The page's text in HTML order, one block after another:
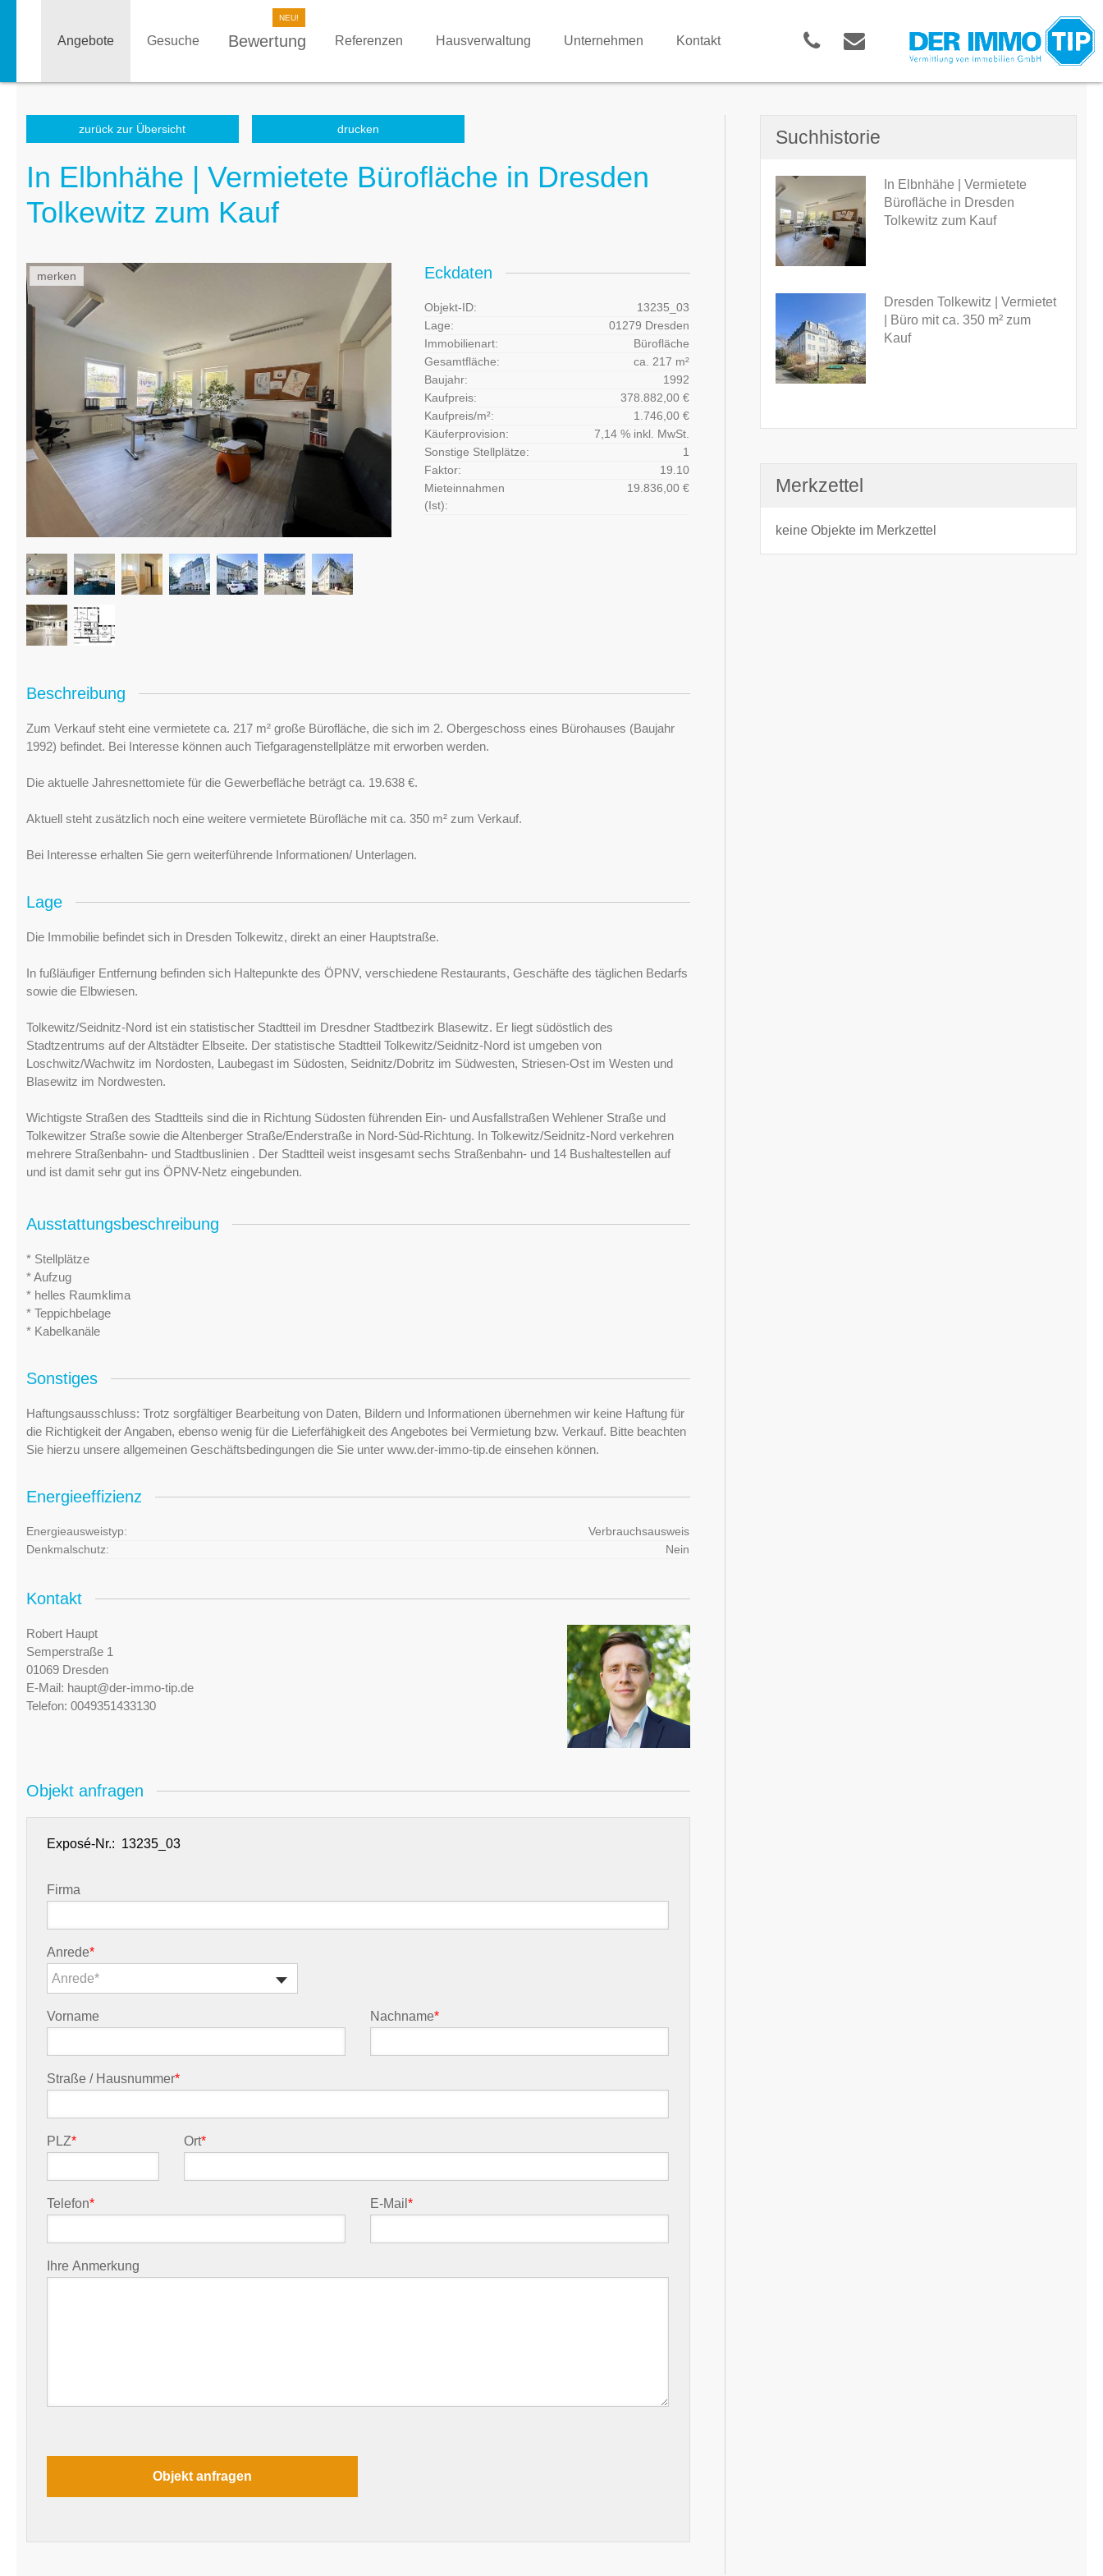
Angebote Gesuche Bewertung Referenzen Hausverwaltung Unternehmen Kontakt
zurück zur Übersicht drucken
In Elbnhähe | Vermietete Bürofläche in Dresden
Tolkewitz zum Kauf
merken Eckdaten
Objekt-ID:
13235_03
Lage:
01279 Dresden
Immobilienart:
Bürofläche
Gesamtfläche:
ca. 217 m²
Baujahr:
1992
Kaufpreis:
378.882,00 €
Kaufpreis/m²:
1.746,00 €
Käuferprovision:
7,14 % inkl. MwSt.
Sonstige Stellplätze:
1
Faktor:
19.10
Mieteinnahmen
(Ist):
19.836,00 €
Beschreibung
Zum Verkauf steht eine vermietete ca. 217 m² große Bürofläche, die sich im 2. Obergeschoss eines Bürohauses (Baujahr
1992) befindet. Bei Interesse können auch Tiefgaragenstellplätze mit erworben werden.
Die aktuelle Jahresnettomiete für die Gewerbefläche beträgt ca. 19.638 €.
Aktuell steht zusätzlich noch eine weitere vermietete Bürofläche mit ca. 350 m² zum Verkauf.
Bei Interesse erhalten Sie gern weiterführende Informationen/ Unterlagen.
Lage
Die Immobilie befindet sich in Dresden Tolkewitz, direkt an einer Hauptstraße.
In fußläufiger Entfernung befinden sich Haltepunkte des ÖPNV, verschiedene Restaurants, Geschäfte des täglichen Bedarfs
sowie die Elbwiesen.
Tolkewitz/Seidnitz-Nord ist ein statistischer Stadtteil im Dresdner Stadtbezirk Blasewitz. Er liegt südöstlich des
Stadtzentrums auf der Altstädter Elbseite. Der statistische Stadtteil Tolkewitz/Seidnitz-Nord ist umgeben von
Loschwitz/Wachwitz im Nordosten, Laubegast im Südosten, Seidnitz/Dobritz im Südwesten, Striesen-Ost im Westen und
Blasewitz im Nordwesten.
Wichtigste Straßen des Stadtteils sind die in Richtung Südosten führenden Ein- und Ausfallstraßen Wehlener Straße und
Tolkewitzer Straße sowie die Altenberger Straße/Enderstraße in Nord-Süd-Richtung. In Tolkewitz/Seidnitz-Nord verkehren
mehrere Straßenbahn- und Stadtbuslinien . Der Stadtteil weist insgesamt sechs Straßenbahn- und 14 Bushaltestellen auf
und ist damit sehr gut ins ÖPNV-Netz eingebunden.
Ausstattungsbeschreibung
* Stellplätze
* Aufzug
* helles Raumklima
* Teppichbelage
* Kabelkanäle
Sonstiges
Haftungsausschluss: Trotz sorgfältiger Bearbeitung von Daten, Bildern und Informationen übernehmen wir keine Haftung für
die Richtigkeit der Angaben, ebenso wenig für die Lieferfähigkeit des Angebotes bei Vermietung bzw. Verkauf. Bitte beachten
Sie hierzu unsere allgemeinen Geschäftsbedingungen die Sie unter www.der-immo-tip.de einsehen können.
Energieeffizienz
Energieausweistyp:
Verbrauchsausweis
Denkmalschutz:
Nein
Kontakt
Robert Haupt
Semperstraße 1
01069 Dresden
E-Mail: haupt@der-immo-tip.de
Telefon: 0049351433130
Objekt anfragen
Exposé-Nr.:
Firma
Anrede*
Anrede*
Vorname Nachname*
Straße / Hausnummer*
PLZ* Ort*
Telefon* E-Mail*
Ihre Anmerkung
Suchhistorie
In Elbnhähe | Vermietete
Bürofläche in Dresden
Tolkewitz zum Kauf
Dresden Tolkewitz | Vermietet
| Büro mit ca. 350 m² zum
Kauf
Merkzettel
keine Objekte im Merkzettel